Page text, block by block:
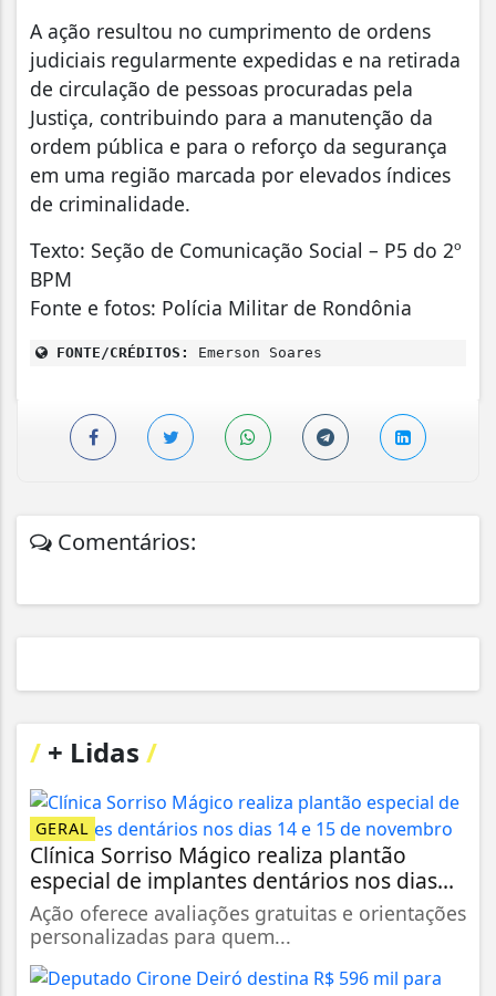
A ação resultou no cumprimento de ordens
judiciais regularmente expedidas e na retirada
de circulação de pessoas procuradas pela
Justiça, contribuindo para a manutenção da
ordem pública e para o reforço da segurança
em uma região marcada por elevados índices
de criminalidade.
Texto: Seção de Comunicação Social – P5 do 2º
BPM
Fonte e fotos: Polícia Militar de Rondônia
FONTE/CRÉDITOS: Emerson Soares
Comentários:
/ + Lidas /
GERAL
Clínica Sorriso Mágico realiza plantão
especial de implantes dentários nos dias...
Ação oferece avaliações gratuitas e orientações
personalizadas para quem...